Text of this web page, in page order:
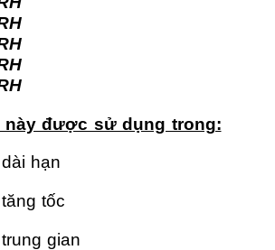
này được sử dụng trong:
hạn
tốc
gian